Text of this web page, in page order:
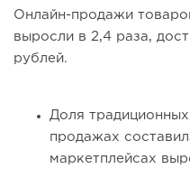
Онлайн-продажи
выросли в 2,4 раза,
рублей.
Доля
продажах
маркетплейсах